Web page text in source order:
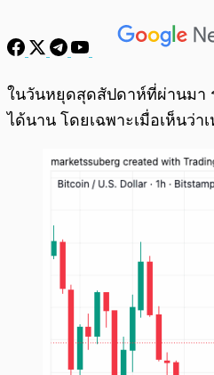
พร้อมเล่น
ในวันหยุดสุดสัปดาห์ที่ผ่านมา
ได้นาน โดยเฉพาะเมื่อเห็นว่า